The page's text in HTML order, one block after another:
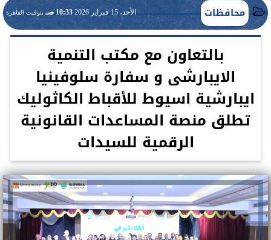
محافظات الأحد، 15 فبراير 2026 10:33 صـ بتوقيت القاهرة
بالتعاون مع مكتب التنمية
الايبارشى و سفارة سلوفينيا
ايبارشية اسيوط للأقباط الكاثوليك
تطلق منصة المساعدات القانونية
الرقمية للسيدات